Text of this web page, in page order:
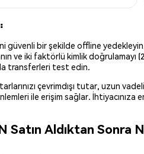
güvenli bir şekilde offline
ve iki faktörlü kimlik doğrulamayı
transferleri test edin.
çevrimdışı tutar, uzun
ile erişim sağlar. İhtiyacınıza
Satın Aldıktan Sonra